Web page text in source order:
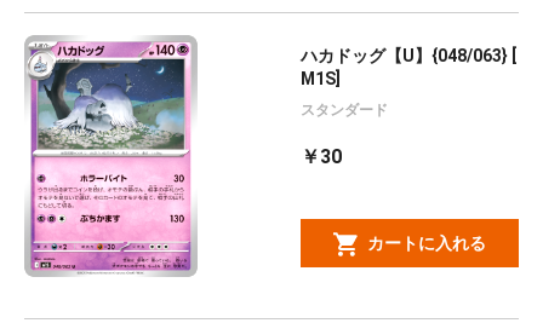
ハカドッグ【U】{048/063} [
M1S]
スタンダード
￥30
カートに入れる